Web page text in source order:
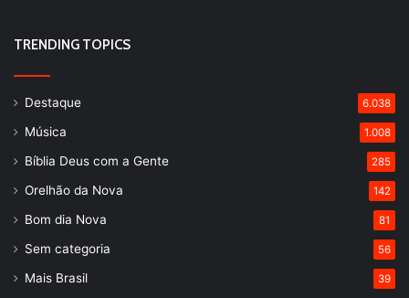
TRENDING TOPICS
Destaque 6.038
Música 1.008
Bíblia Deus com a Gente 285
Orelhão da Nova 142
Bom dia Nova 81
Sem categoria 56
Mais Brasil 39